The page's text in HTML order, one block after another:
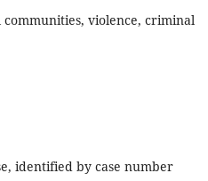
violence, criminal
identified by case number